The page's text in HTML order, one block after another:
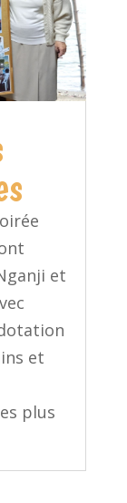
et
et
plus